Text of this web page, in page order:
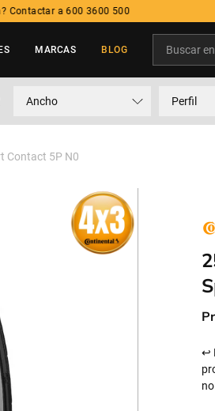
Contactar a 600 3600 500
MARCAS BLOG
Ancho Perfil
Contact 5P N0
↩